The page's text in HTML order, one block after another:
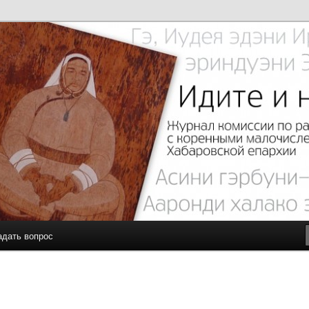
малочисленными коренными народами Севера Хабаровской
вопрос